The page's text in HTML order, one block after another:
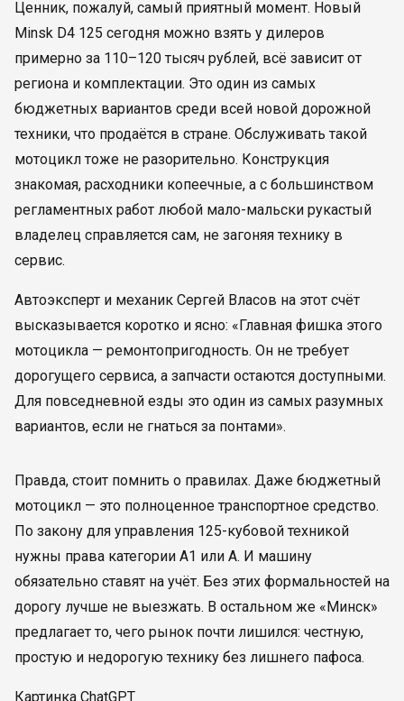
Ценник, пожалуй, самый приятный момент. Новый
Minsk D4 125 сегодня можно взять у дилеров
примерно за 110–120 тысяч рублей, всё зависит от
региона и комплектации. Это один из самых
бюджетных вариантов среди всей новой дорожной
техники, что продаётся в стране. Обслуживать такой
мотоцикл тоже не разорительно. Конструкция
знакомая, расходники копеечные, а с большинством
регламентных работ любой мало-мальски рукастый
владелец справляется сам, не загоняя технику в
сервис.
Автоэксперт и механик Сергей Власов на этот счёт
высказывается коротко и ясно: «Главная фишка этого
мотоцикла — ремонтопригодность. Он не требует
дорогущего сервиса, а запчасти остаются доступными.
Для повседневной езды это один из самых разумных
вариантов, если не гнаться за понтами».
Правда, стоит помнить о правилах. Даже бюджетный
мотоцикл — это полноценное транспортное средство.
По закону для управления 125-кубовой техникой
нужны права категории А1 или А. И машину
обязательно ставят на учёт. Без этих формальностей на
дорогу лучше не выезжать. В остальном же «Минск»
предлагает то, чего рынок почти лишился: честную,
простую и недорогую технику без лишнего пафоса.
Картинка ChatGPT